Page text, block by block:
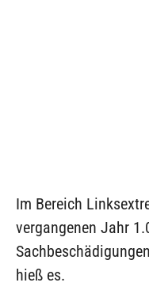
Im Bereich
vergangenen Jahr
hieß es.